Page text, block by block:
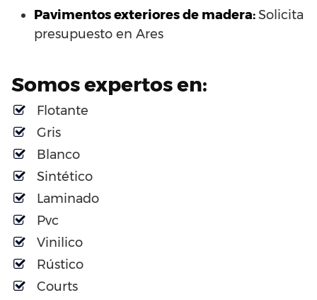
Pavimentos exteriores de madera:Solicita
presupuesto en Ares
Somos expertos en:
Flotante
Gris
Blanco
Sintético
Laminado
Pvc
Vinilico
Rústico
Courts